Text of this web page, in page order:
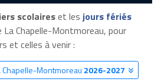
scolaireset les jours fériés
Chapelle-Montmoreau, pour
et celles à venir :
Chapelle-Montmoreau 2026-2027